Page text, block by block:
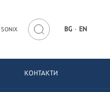
SONIX BG· EN
КОНТАКТИ